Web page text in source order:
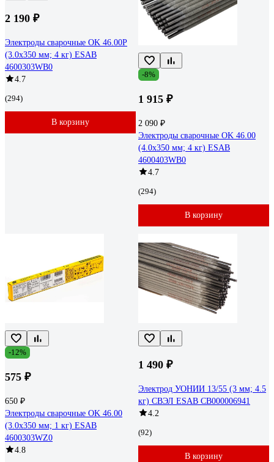
2 190 ₽
Электроды сварочные OK 46.00P
(3.0х350 мм; 4 кг) ESAB
4600303WB0
4.7
(294)
В корзину
-8%
1 915 ₽
2 090 ₽
Электроды сварочные OK 46.00
(4.0х350 мм; 4 кг) ESAB
4600403WB0
4.7
(294)
В корзину
-12%
575 ₽
650 ₽
Электроды сварочные OK 46.00
(3.0х350 мм; 1 кг) ESAB
4600303WZ0
4.8
1 490 ₽
Электрод УОНИИ 13/55 (3 мм; 4.5
кг) СВЭЛ ESAB СВ000006941
4.2
(92)
В корзину